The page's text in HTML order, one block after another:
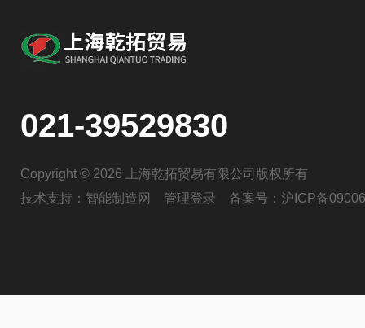
021-39529830
Copyright © 2026 上海乾拓贸易有限公司版权所有
技术支持： 智能制造网 管理登录 备案号： 沪ICP备